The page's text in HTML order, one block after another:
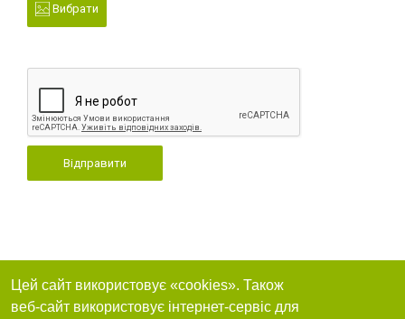
Вибрати
Відправити
Цей сайт використовує «cookies». Також
веб-сайт використовує інтернет-сервіс для